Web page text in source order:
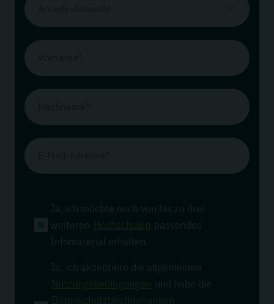
Ja, ich möchte noch von bis zu drei
weiteren
passendes
Infomaterial erhalten.
Ja, ich akzeptiere die allgemeinen
und habe die